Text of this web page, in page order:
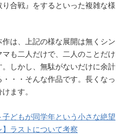
合戦』をするといった複雑な様
は、上記の様な展開は無くシン
も二人だけで、二人のことだけ
しかし、無駄がないだけに余計
・・そんな作品です。長くなっ
ます。
子どもが同学年という小さな絶望
】ラストについて考察